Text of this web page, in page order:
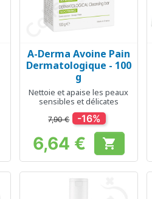
Aperçu rapide
A-Derma Avoine Pain
Dermatologique - 100
g
Nettoie et apaise les peaux
sensibles et délicates
7,90 € -16%
Prix
6,64 € 